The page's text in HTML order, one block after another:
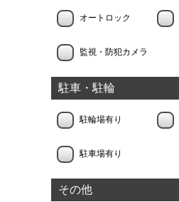
オートロック
監視・防犯カメラ
駐車・駐輪
駐輪場有り
駐車場有り
その他